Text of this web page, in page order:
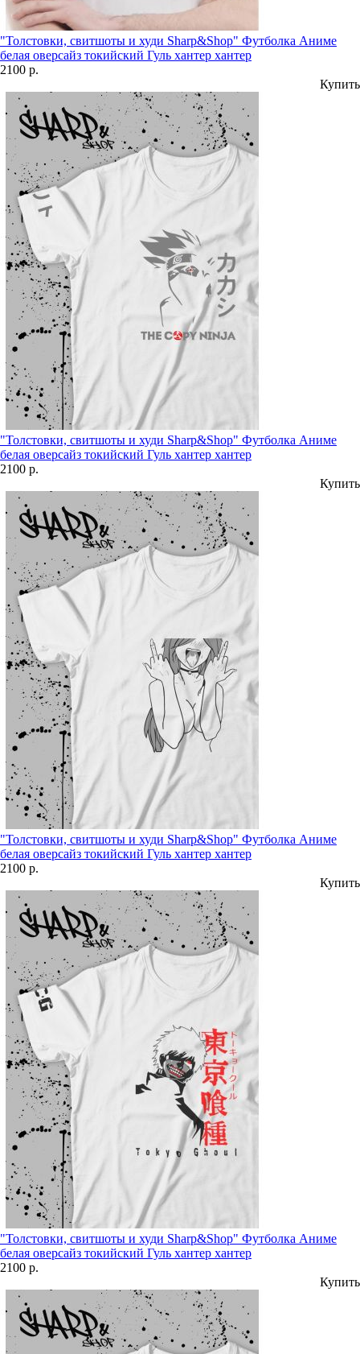
"Толстовки, свитшоты и худи Sharp&Shop" Футболка Аниме
белая оверсайз токийский Гуль хантер хантер
2100 р.
Купить
"Толстовки, свитшоты и худи Sharp&Shop" Футболка Аниме
белая оверсайз токийский Гуль хантер хантер
2100 р.
Купить
"Толстовки, свитшоты и худи Sharp&Shop" Футболка Аниме
белая оверсайз токийский Гуль хантер хантер
2100 р.
Купить
"Толстовки, свитшоты и худи Sharp&Shop" Футболка Аниме
белая оверсайз токийский Гуль хантер хантер
2100 р.
Купить